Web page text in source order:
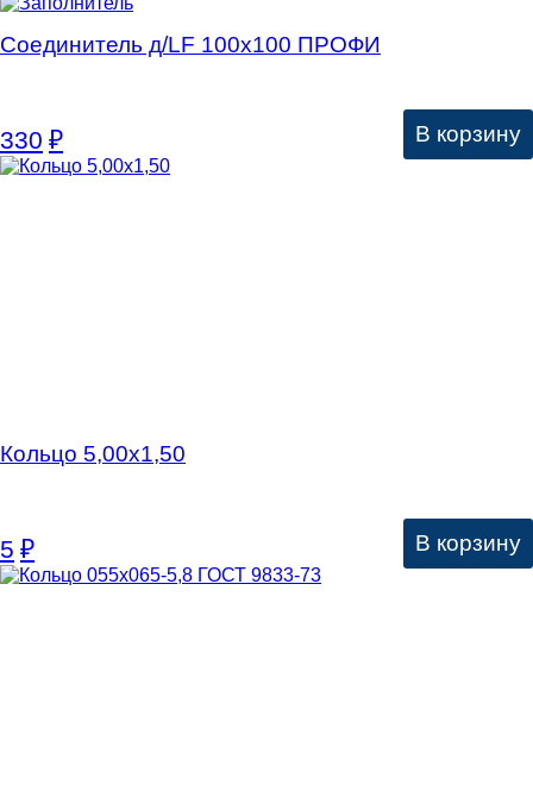
Соединитель д/LF 100х100 ПРОФИ
330 ₽ В корзину
Кольцо 5,00х1,50
5 ₽ В корзину